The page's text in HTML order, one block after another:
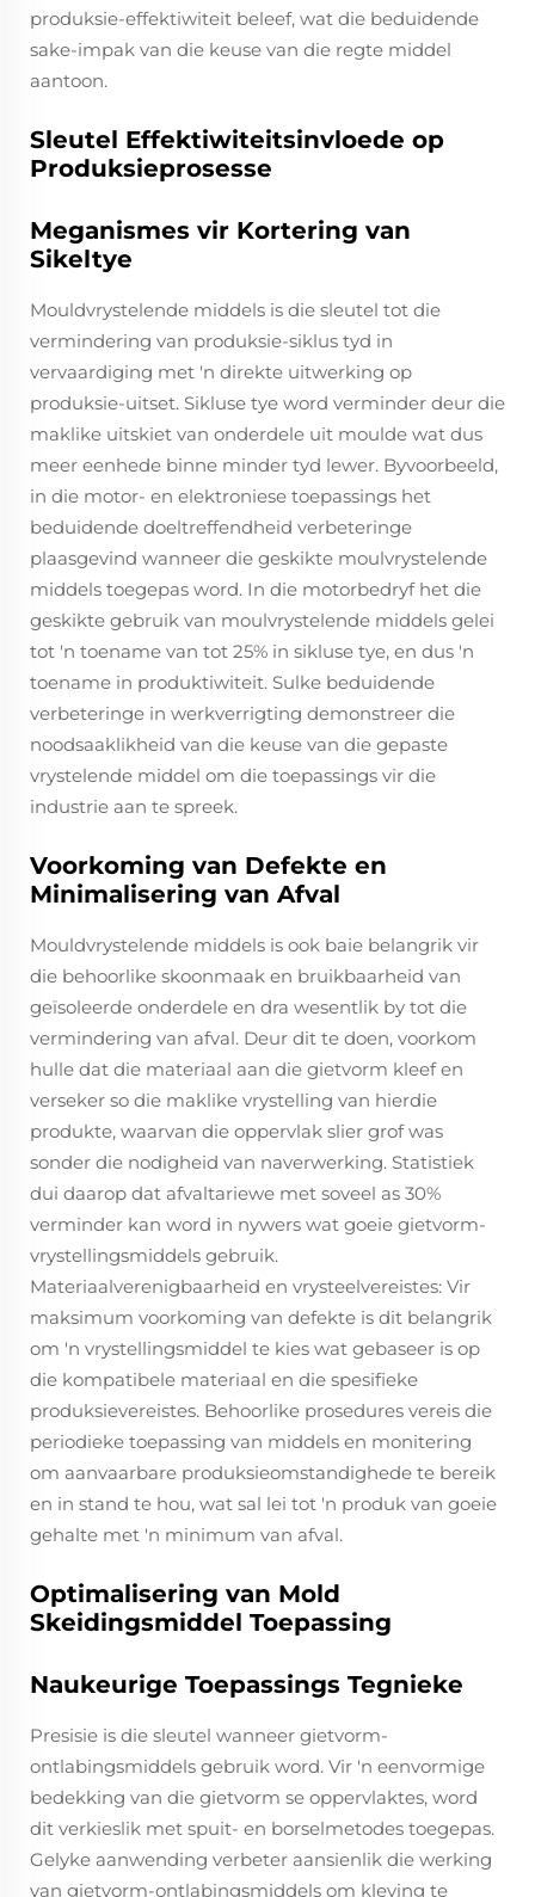
produksie-effektiwiteit beleef, wat die beduidende
sake-impak van die keuse van die regte middel
aantoon.
Sleutel Effektiwiteitsinvloede op
Produksieprosesse
Meganismes vir Kortering van
Sikeltye
Mouldvrystelende middels is die sleutel tot die
vermindering van produksie-siklus tyd in
vervaardiging met 'n direkte uitwerking op
produksie-uitset. Sikluse tye word verminder deur die
maklike uitskiet van onderdele uit moulde wat dus
meer eenhede binne minder tyd lewer. Byvoorbeeld,
in die motor- en elektroniese toepassings het
beduidende doeltreffendheid verbeteringe
plaasgevind wanneer die geskikte moulvrystelende
middels toegepas word. In die motorbedryf het die
geskikte gebruik van moulvrystelende middels gelei
tot 'n toename van tot 25% in sikluse tye, en dus 'n
toename in produktiwiteit. Sulke beduidende
verbeteringe in werkverrigting demonstreer die
noodsaaklikheid van die keuse van die gepaste
vrystelende middel om die toepassings vir die
industrie aan te spreek.
Voorkoming van Defekte en
Minimalisering van Afval
Mouldvrystelende middels is ook baie belangrik vir
die behoorlike skoonmaak en bruikbaarheid van
geïsoleerde onderdele en dra wesentlik by tot die
vermindering van afval. Deur dit te doen, voorkom
hulle dat die materiaal aan die gietvorm kleef en
verseker so die maklike vrystelling van hierdie
produkte, waarvan die oppervlak slier grof was
sonder die nodigheid van naverwerking. Statistiek
dui daarop dat afvaltariewe met soveel as 30%
verminder kan word in nywers wat goeie gietvorm-
vrystellingsmiddels gebruik.
Materiaalverenigbaarheid en vrysteelvereistes: Vir
maksimum voorkoming van defekte is dit belangrik
om 'n vrystellingsmiddel te kies wat gebaseer is op
die kompatibele materiaal en die spesifieke
produksievereistes. Behoorlike prosedures vereis die
periodieke toepassing van middels en monitering
om aanvaarbare produksieomstandighede te bereik
en in stand te hou, wat sal lei tot 'n produk van goeie
gehalte met 'n minimum van afval.
Optimalisering van Mold
Skeidingsmiddel Toepassing
Naukeurige Toepassings Tegnieke
Presisie is die sleutel wanneer gietvorm-
ontlabingsmiddels gebruik word. Vir 'n eenvormige
bedekking van die gietvorm se oppervlaktes, word
dit verkieslik met spuit- en borselmetodes toegepas.
Gelyke aanwending verbeter aansienlik die werking
van gietvorm-ontlabingsmiddels om kleving te